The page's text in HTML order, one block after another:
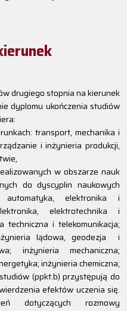
drugiego stopnia na kierunek
dyplomu ukończenia studiów
transport, mechanika i
i inżynieria produkcji,
w obszarze nauk
do dyscyplin naukowych
elektronika i
elektrotechnika i
techniczna i telekomunikacja;
lądowa, geodezja i
inżynieria mechaniczna;
inżynieria chemiczna;
(ppkt.b) przystępują do
efektów uczenia się.
dotyczących rozmowy